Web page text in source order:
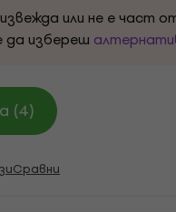
или не е част
да избереш
(4)
Сравни